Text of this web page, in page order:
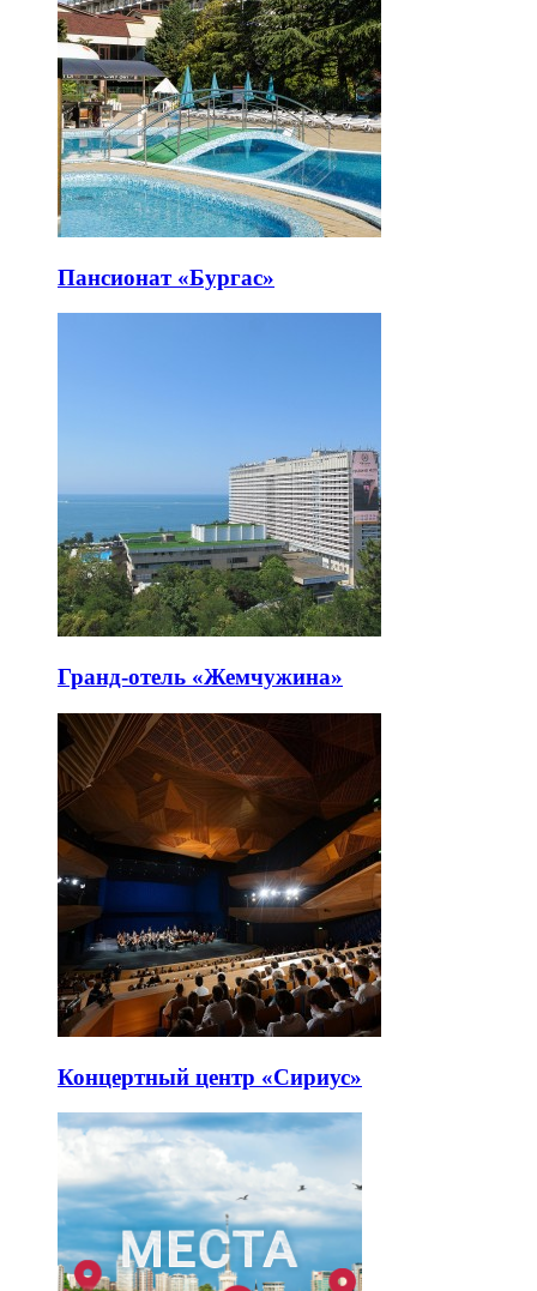
Пансионат «Бургас»
Гранд-отель «Жемчужина»
Концертный центр «Сириус»